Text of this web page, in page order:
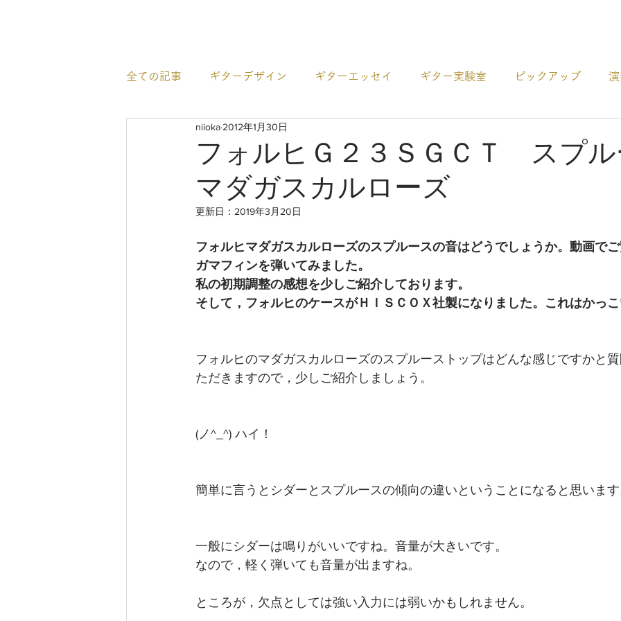
全ての記事 ギターデザイン ギターエッセイ ギター実験室 ピックアップ
イベント情報 すごいギター
フォルヒＧ２３ＳＧＣＴ スプル
マダガスカルローズ
niioka 2012年1月30日
更新日： 2019年3月20日
フォルヒマダガスカルローズのスプルースの音はどうでしょうか。動画で
ガマフィンを弾いてみました。
私の初期調整の感想を少しご紹介しております。
そして，フォルヒのケースがＨＩＳＣＯＸ社製になりました。これはかっこ
フォルヒのマダガスカルローズのスプルーストップはどんな感じですかと
ただきますので，少しご紹介しましょう。
(ノ^_^) ハイ！
簡単に言うとシダーとスプルースの傾向の違いということになると思います
一般にシダーは鳴りがいいですね。音量が大きいです。
なので，軽く弾いても音量が出ますね。
ところが，欠点としては強い入力には弱いかもしれません。